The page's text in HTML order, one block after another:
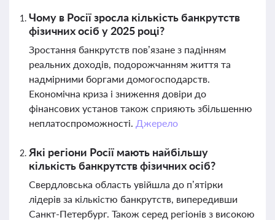
Чому в Росії зросла кількість банкрутств
фізичних осіб у 2025 році?
Зростання банкрутств пов’язане з падінням
реальних доходів, подорожчанням життя та
надмірними боргами домогосподарств.
Економічна криза і зниження довіри до
фінансових установ також сприяють збільшенню
неплатоспроможності. Джерело
Які регіони Росії мають найбільшу
кількість банкрутств фізичних осіб?
Свердловська область увійшла до п’ятірки
лідерів за кількістю банкрутств, випередивши
Санкт-Петербург. Також серед регіонів з високою